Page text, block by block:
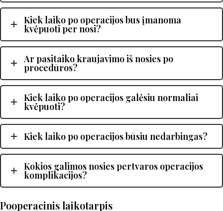
Kiek laiko po operacijos bus įmanoma
kvėpuoti per nosi?
Ar pasitaiko kraujavimo iš nosies po
procedūros?
Kiek laiko po operacijos galėsiu normaliai
kvėpuoti?
Kiek laiko po operacijos būsiu nedarbingas?
Kokios galimos nosies pertvaros operacijos
komplikacijos?
Pooperacinis laikotarpis